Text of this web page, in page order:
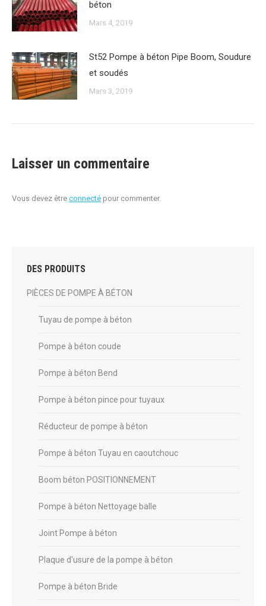
béton
Mars 4, 2019
St52 Pompe à béton Pipe Boom, Soudure
et soudés
Mars 3, 2019
Laisser un commentaire
Vous devez être connecté pour commenter.
DES PRODUITS
PIÈCES DE POMPE À BÉTON
Tuyau de pompe à béton
Pompe à béton coude
Pompe à béton Bend
Pompe à béton pince pour tuyaux
Réducteur de pompe à béton
Pompe à béton Tuyau en caoutchouc
Boom béton POSITIONNEMENT
Pompe à béton Nettoyage balle
Joint Pompe à béton
Plaque d'usure de la pompe à béton
Pompe à béton Bride